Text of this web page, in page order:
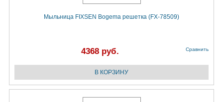
Мыльница FIXSEN Bogema решетка (FX-78509)
4368 руб. Сравнить